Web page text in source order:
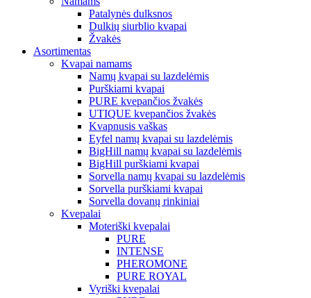
Patalynės dulksnos
Dulkių siurblio kvapai
Žvakės
Asortimentas
Kvapai namams
Namų kvapai su lazdelėmis
Purškiami kvapai
PURE kvepančios žvakės
UTIQUE kvepančios žvakės
Kvapnusis vaškas
Eyfel namų kvapai su lazdelėmis
BigHill namų kvapai su lazdelėmis
BigHill purškiami kvapai
Sorvella namų kvapai su lazdelėmis
Sorvella purškiami kvapai
Sorvella dovanų rinkiniai
Kvepalai
Moteriški kvepalai
PURE
INTENSE
PHEROMONE
PURE ROYAL
Vyriški kvepalai